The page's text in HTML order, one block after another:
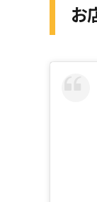
お